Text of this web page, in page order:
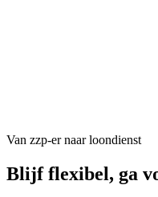
Van zzp-er naar loondienst
Blijf flexibel, ga